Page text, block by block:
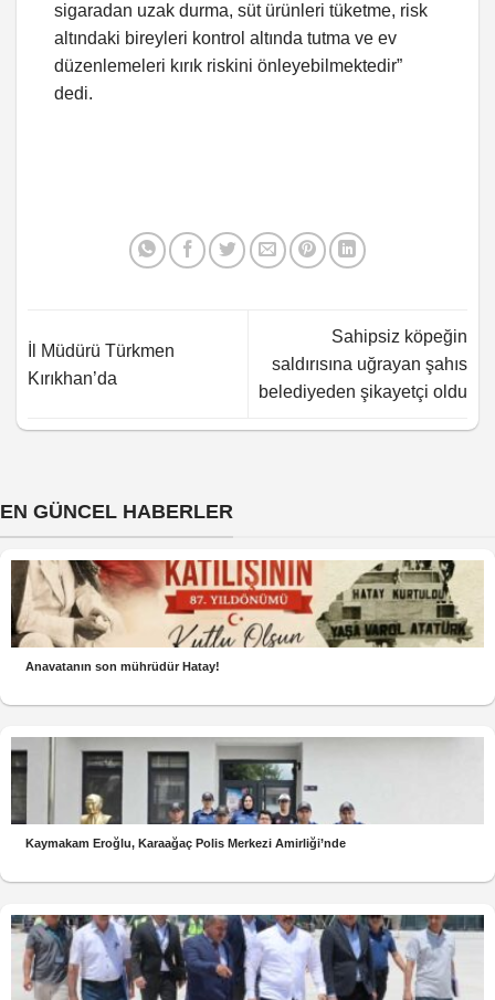
sigaradan uzak durma, süt ürünleri tüketme, risk
altındaki bireyleri kontrol altında tutma ve ev
düzenlemeleri kırık riskini önleyebilmektedir”
dedi.
İl Müdürü Türkmen
Kırıkhan’da
Sahipsiz köpeğin
saldırısına uğrayan şahıs
belediyeden şikayetçi oldu
EN GÜNCEL HABERLER
Anavatanın son mührüdür Hatay!
Kaymakam Eroğlu, Karaağaç Polis Merkezi Amirliği’nde